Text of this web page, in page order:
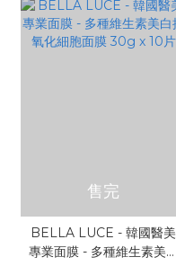
售完
BELLA LUCE - 韓國醫美
專業面膜 - 多種維生素美白